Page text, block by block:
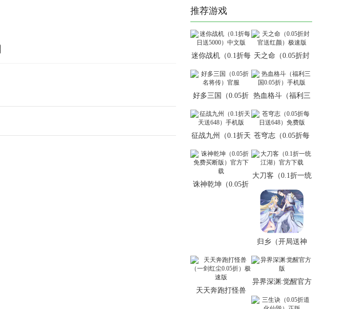
推荐游戏
迷你战机（0.1折每
日送5000）中文版
天之命（0.05折封
官送红颜）极速版
好多三国（0.05折 热血格斗（福利三
国0.05折）手机版
征战九州（0.1折天
天送648）手机版
苍穹志（0.05折每
日送648）免费版
诛神乾坤（0.05折
大刀客（0.1折一统
江湖）官方下载
归乡（开局送神
天天奔跑打怪兽
异界深渊:觉醒官方